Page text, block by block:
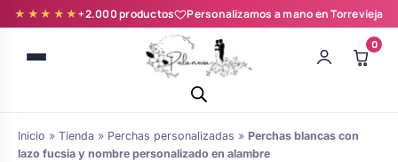
★★★★★+2.000 productos Personalizamos a mano en Torrevieja
0
Inicio » Tienda » Perchas personalizadas » Perchas blancas con
lazo fucsia y nombre personalizado en alambre